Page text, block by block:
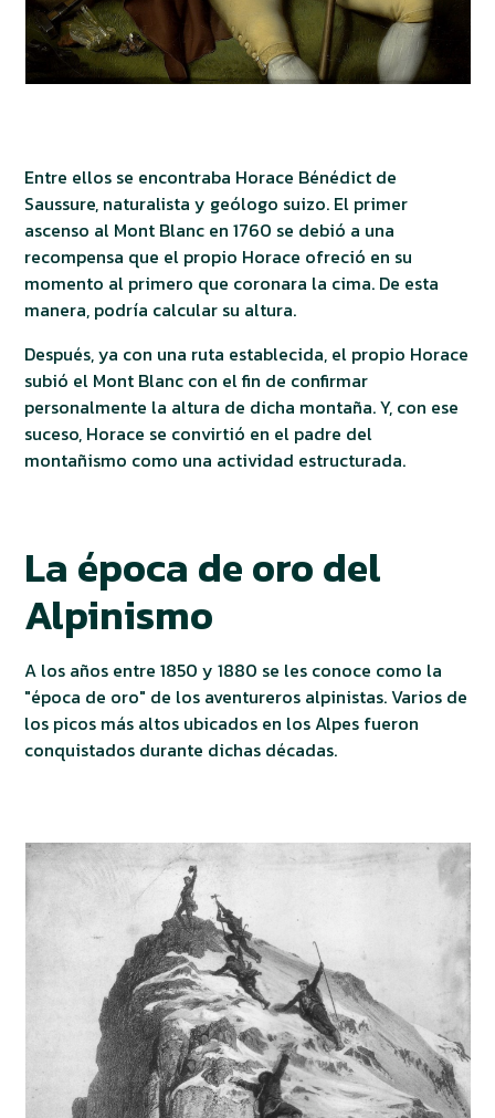
Entre ellos se encontraba Horace Bénédict de
Saussure, naturalista y geólogo suizo. El primer
ascenso al Mont Blanc en 1760 se debió a una
recompensa que el propio Horace ofreció en su
momento al primero que coronara la cima. De esta
manera, podría calcular su altura.
Después, ya con una ruta establecida, el propio Horace
subió el Mont Blanc con el fin de confirmar
personalmente la altura de dicha montaña. Y, con ese
suceso, Horace se convirtió en el padre del
montañismo como una actividad estructurada.
La época de oro del
Alpinismo
A los años entre 1850 y 1880 se les conoce como la
"época de oro" de los aventureros alpinistas. Varios de
los picos más altos ubicados en los Alpes fueron
conquistados durante dichas décadas.